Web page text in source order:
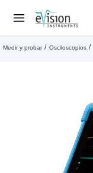
Medir y probar Osciloscopios